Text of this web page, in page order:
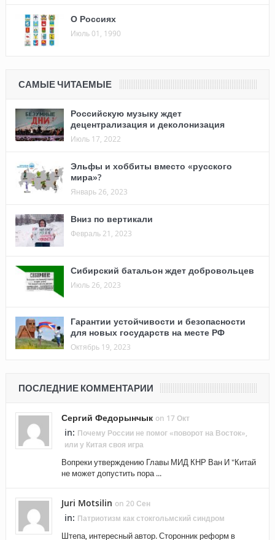
О Россиях
Июль 01, 1990
САМЫЕ ЧИТАЕМЫЕ
Российскую музыку ждет
децентрализация и деколонизация
Июль 17, 2022
Эльфы и хоббиты вместо «русского
мира»?
Январь 26, 2023
Вниз по вертикали
Февраль 21, 2023
Сибирский батальон ждет добровольцев
Июль 26, 2023
Гарантии устойчивости и безопасности
для новых государств на месте РФ
Октябрь 19, 2023
ПОСЛЕДНИЕ КОММЕНТАРИИ
Сергий Федорынчык on 17 Окт
in: Почему России не помог «поворот на Восток»,
или у Китая своя игра
Вопреки утверждению Главы МИД КНР Ван И "Китай
не может допустить пора ...
Juri Motsilin on 20 Сен
in: Патриотизм как стокгольмский синдром
Штепа, интересный автор. Сторонник реформ в